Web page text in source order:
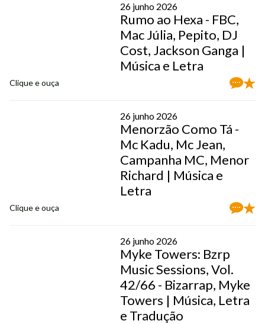
26 junho 2026
Rumo ao Hexa - FBC,
Mac Júlia, Pepito, DJ
Cost, Jackson Ganga |
Música e Letra
Clique e ouça
26 junho 2026
Menorzão Como Tá -
Mc Kadu, Mc Jean,
Campanha MC, Menor
Richard | Música e
Letra
Clique e ouça
26 junho 2026
Myke Towers: Bzrp
Music Sessions, Vol.
42/66 - Bizarrap, Myke
Towers | Música, Letra
e Tradução